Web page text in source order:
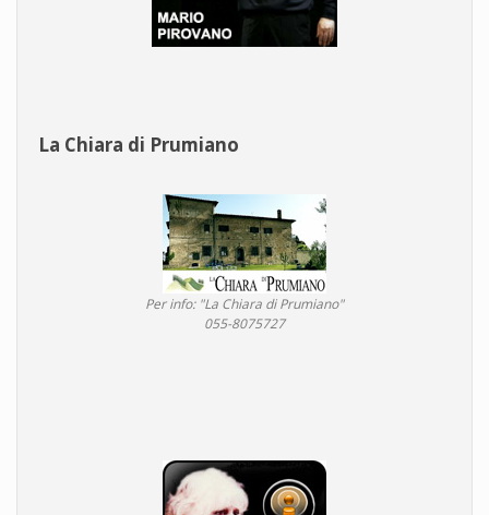
La Chiara di Prumiano
Per info: "La Chiara di Prumiano"
055-8075727